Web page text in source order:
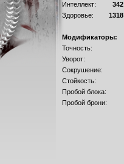
Интеллект:
342
Здоровье:
1318
Модификаторы:
Точность:
Уворот:
Сокрушение:
Стойкость:
Пробой блока:
Пробой брони: